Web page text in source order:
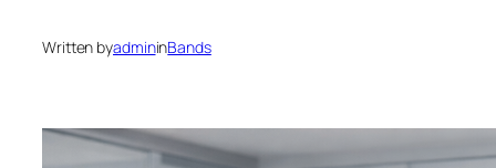
Written byadmininBands